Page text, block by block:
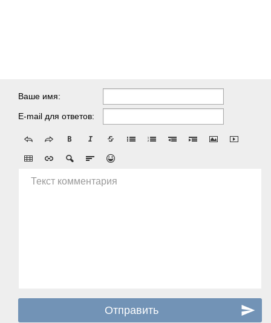
Ваше имя:
E-mail для ответов:
Текст комментария